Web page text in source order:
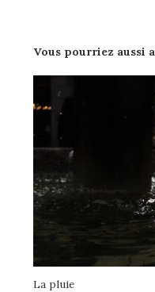
Vous pourriez aussi
La pluie